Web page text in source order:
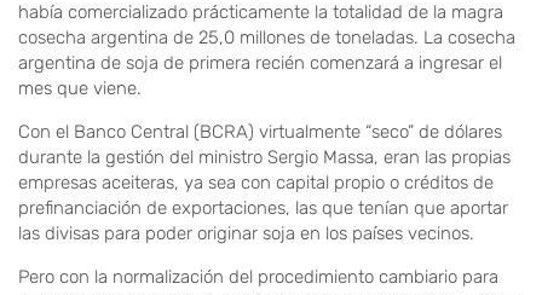
había comercializado prácticamente la totalidad de la magra
cosecha argentina de 25,0 millones de toneladas. La cosecha
argentina de soja de primera recién comenzará a ingresar el
mes que viene.
Con el Banco Central (BCRA) virtualmente “seco” de dólares
durante la gestión del ministro Sergio Massa, eran las propias
empresas aceiteras, ya sea con capital propio o créditos de
prefinanciación de exportaciones, las que tenían que aportar
las divisas para poder originar soja en los países vecinos.
Pero con la normalización del procedimiento cambiario para